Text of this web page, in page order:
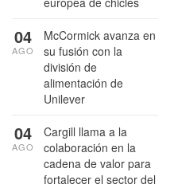
McCormick avanza en
su fusión con la
división de
alimentación de
Unilever
04
AGO
Cargill llama a la
colaboración en la
cadena de valor para
fortalecer el sector del
04
AGO